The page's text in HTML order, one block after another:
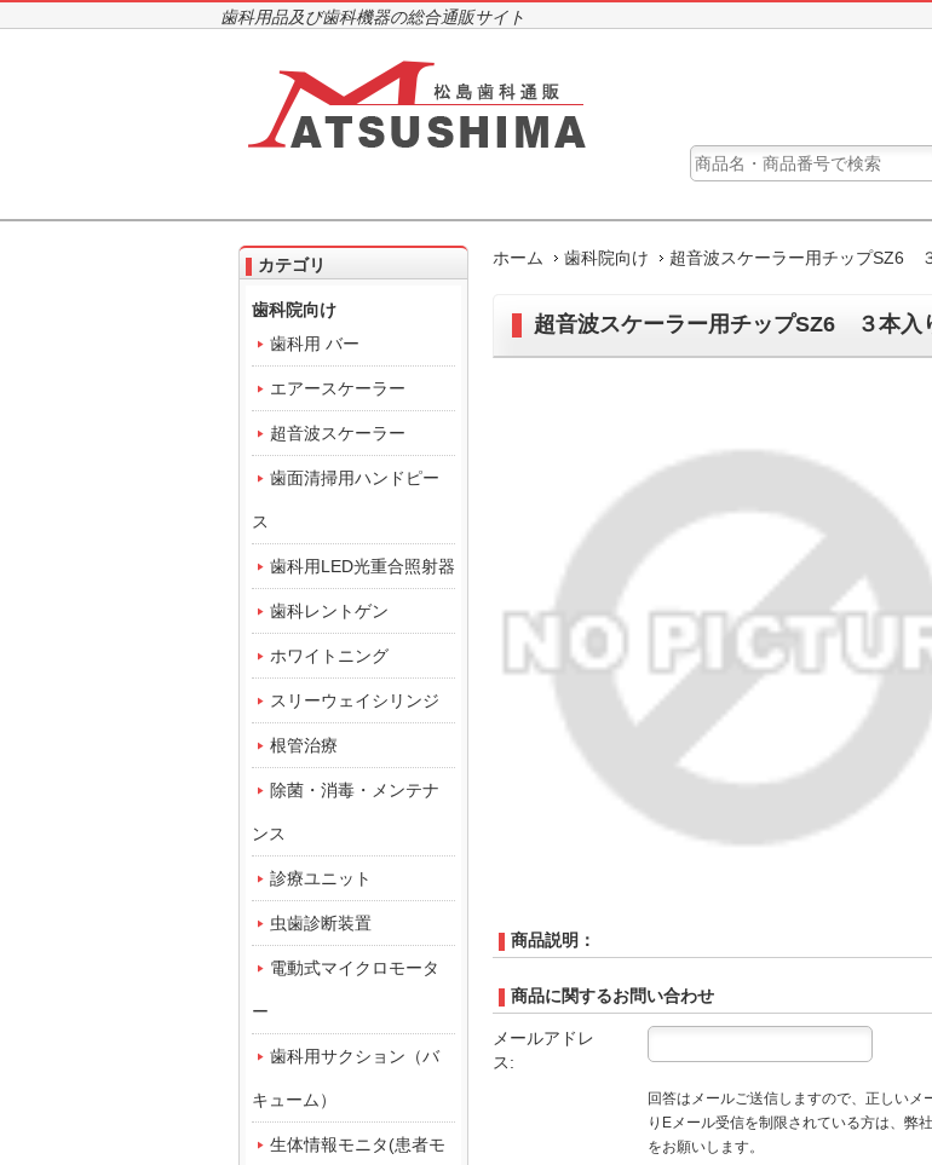
歯科用品及び歯科機器の総合通販サイト
ホーム 歯科院向け 超音波スケーラー用チップSZ6
超音波スケーラー用チップSZ6 ３本入
商品説明：
商品に関するお問い合わせ
メールアドレ
ス:
回答はメールご送信しますので、正しい
りEメール受信を制限されている方は、弊
をお願いします。
カテゴリ
歯科院向け
歯科用 バー
エアースケーラー
超音波スケーラー
歯面清掃用ハンドピー
ス
歯科用LED光重合照射器
歯科レントゲン
ホワイトニング
スリーウェイシリンジ
根管治療
除菌・消毒・メンテナ
ンス
診療ユニット
虫歯診断装置
電動式マイクロモータ
ー
歯科用サクション（バ
キューム）
生体情報モニタ(患者モ